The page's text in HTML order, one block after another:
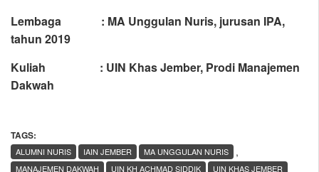
Lembaga : MA Unggulan Nuris, jurusan IPA,
tahun 2019
Kuliah : UIN Khas Jember, Prodi Manajemen
Dakwah
TAGS:
,
ALUMNI NURIS IAIN JEMBER
MA UNGGULAN NURIS
MANAJEMEN DAKWAH
UIN KH ACHMAD SIDDIK UIN KHAS JEMBER